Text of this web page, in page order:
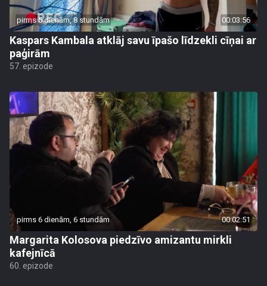
pirms 5 dienām, 8 stundām 00:03:56
Kaspars Kambala atklāj savu īpašo līdzekli cīņai ar
paģirām
57. epizode
pirms 6 dienām, 6 stundām 00:02:51
Margarita Kolosova piedzīvo amizantu mirkli
kafejnīcā
60. epizode